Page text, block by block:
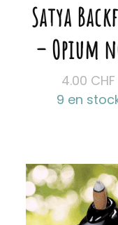
Satya
– Opium
4.00 CHF
9 en